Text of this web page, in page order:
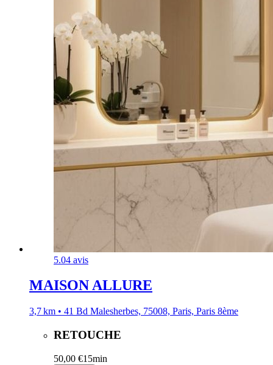
5.04 avis
MAISON ALLURE
3,7 km • 41 Bd Malesherbes, 75008, Paris, Paris 8ème
RETOUCHE
50,00 €15min